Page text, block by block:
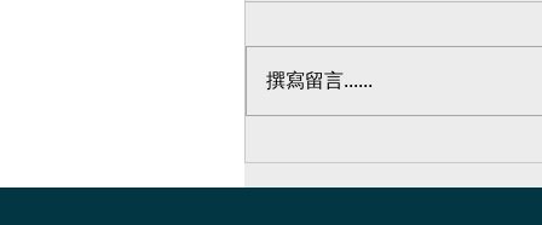
採光罩#54
撰寫留言......